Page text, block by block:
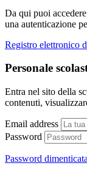
Da qui puoi
una autenticazione
Registro elettronico
Personale
Entra nel sito della
contenuti,
Email address
Password
Password